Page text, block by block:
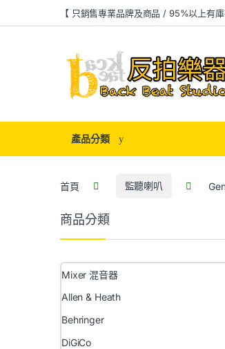
【 只銷售專業品牌及商品 / 95%以上有庫
產品分類
首頁 監聽喇叭
商品分類
Mixer 混音器
Allen & Heath
Behringer
DiGiCo